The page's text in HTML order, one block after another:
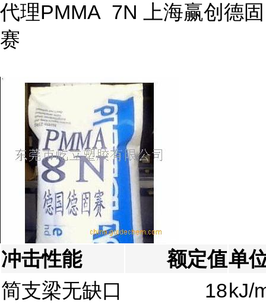
代理PMMA 7N 上海赢创德固
赛
冲击性能 额定值单
简支梁无缺口
18kJ/